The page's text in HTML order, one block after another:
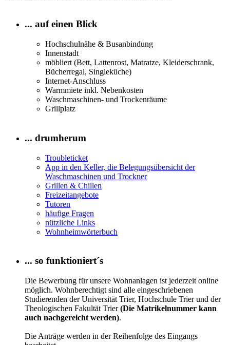
... auf einen Blick
Hochschulnähe & Busanbindung
Innenstadt
möbliert (Bett, Lattenrost, Matratze, Kleiderschrank,
Bücherregal, Singleküche)
Internet-Anschluss
Warmmiete inkl. Nebenkosten
Waschmaschinen- und Trockenräume
Grillplatz
... drumherum
Troubleticket
App in den Keller, die Belegungsübersicht der
Waschmaschinen und Trockner
Grillen & Chillen
Freizeitangebote
Tutoren
häufige Fragen
nützliche Links
Wohnheimwörterbuch
... so funktioniert´s
Die Bewerbung für unsere Wohnanlagen ist jederzeit online
möglich. Wohnberechtigt sind alle eingeschriebenen
Studierenden der Universität Trier, Hochschule Trier und der
Theologischen Fakultät Trier(Die Matrikelnummer kann
auch nachgereicht werden).
Die Anträge werden in der Reihenfolge des Eingangs